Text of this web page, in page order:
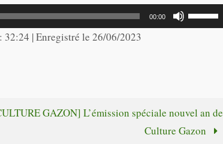
pour
volume.
flèches
le
volume.
00:00
Utilisez
les
ou
diminuer
32:24 |Enregistré le 26/06/2023
GAZON] L’émission spéciale nouvel an de
Culture Gazon